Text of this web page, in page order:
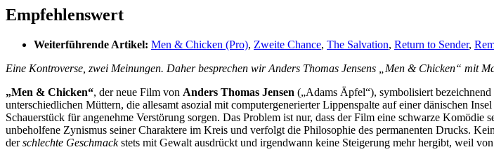
Empfehlenswert
Weiterführende Artikel: Men & Chicken (Pro), Zweite Chance, The Salvation, Return to Sender,
Eine Kontroverse, zwei Meinungen. Daher besprechen wir Anders Thomas Jensens „Men & Chicken“ mit
„Men & Chicken“, der neue Film von Anders Thomas Jensen („Adams Äpfel“), symbolisiert
unterschiedlichen Müttern, die allesamt asozial mit computergenerierter Lippenspalte auf einer dänischen
Schauerstück für angenehme Verstörung sorgen. Das Problem ist nur, dass der Film eine schwarze
unbeholfene Zynismus seiner Charaktere im Kreis und verfolgt die Philosophie des permanenten Drucks.
derschlechte Geschmackstets mit Gewalt ausdrückt und irgendwann keine Steigerung mehr hergibt, weil